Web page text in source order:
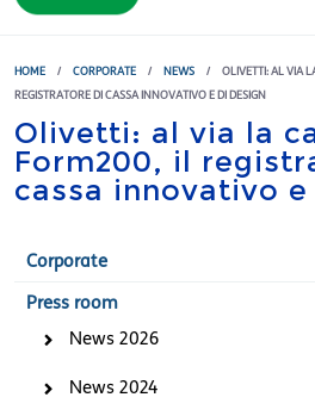
HOME / CORPORATE / NEWS /
OLIVETTI: AL VIA
REGISTRATORE DI CASSA INNOVATIVO E DI DESIGN
Olivetti: al via la
Form200, il
cassa innovativo
Corporate
Press room
News 2026
News 2024